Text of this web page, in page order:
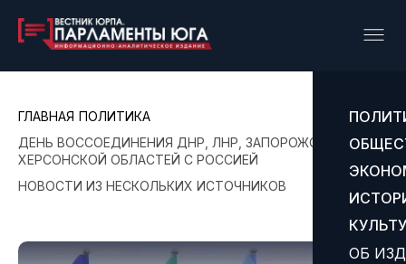
ОБ
ГЛАВНАЯ ПОЛИТИКА
ДЕНЬ ВОССОЕДИНЕНИЯ ДНР, ЛНР, ЗАПОРОЖСКОЙ И
ХЕРСОНСКОЙ ОБЛАСТЕЙ С РОССИЕЙ
НОВОСТИ ИЗ НЕСКОЛЬКИХ ИСТОЧНИКОВ